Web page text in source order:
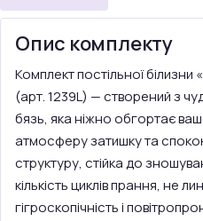
Опис комплекту
Комплект постільної білизни
(арт. 1239L) — створений з
бязь, яка ніжно обгортає
атмосферу затишку та
структуру, стійка до
кількість циклів прання, не
гігроскопічність і